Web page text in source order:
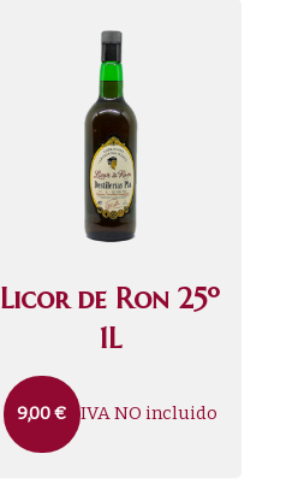
Licor de Ron 25º
1L
9,00€ IVA NO incluido